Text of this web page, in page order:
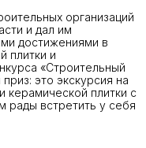
организаций
и дал им
достижениями в
плитки и
«Строительный
это экскурсия на
керамической плитки с
рады встретить у себя